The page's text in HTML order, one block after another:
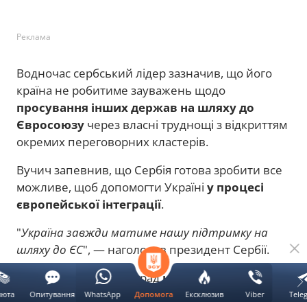
Реклама
Водночас сербський лідер зазначив, що його
країна не робитиме зауважень щодо
просування інших держав на шляху до
Євросоюзу через власні труднощі з відкриттям
окремих переговорних кластерів.
Вучич запевнив, що Сербія готова зробити все
можливе, щоб допомогти Україні у процесі
європейської інтеграції.
"Україна завжди матиме нашу підтримку на
шляху до ЄС", — наголосив президент Сербії.
За його словами, Белградне має наміру
створювати перешкоди для України
в
Допомога Ексклюзив Viber
Опитування WhatsApp